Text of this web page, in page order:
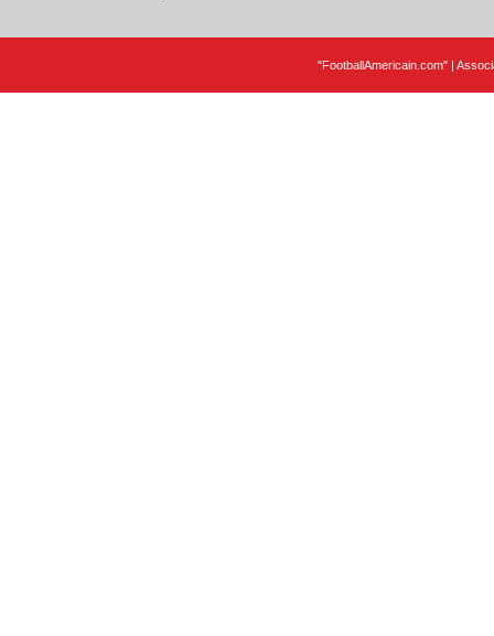
"FootballAmericain.com" |